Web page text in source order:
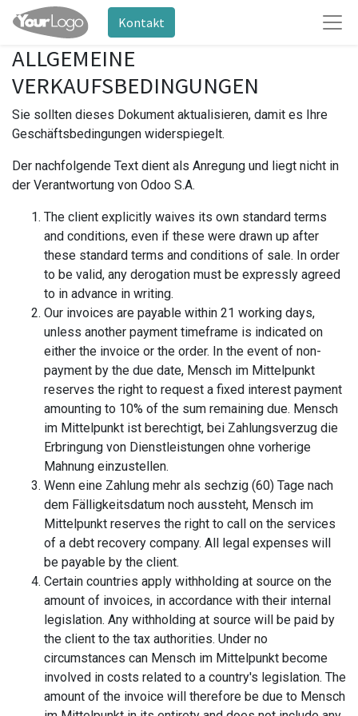
Kontakt
ALLGEMEINE
VERKAUFSBEDINGUNGEN
Sie sollten dieses Dokument aktualisieren, damit es Ihre
Geschäftsbedingungen widerspiegelt.
Der nachfolgende Text dient als Anregung und liegt nicht in
der Verantwortung von Odoo S.A.
The client explicitly waives its own standard terms
and conditions, even if these were drawn up after
these standard terms and conditions of sale. In order
to be valid, any derogation must be expressly agreed
to in advance in writing.
Our invoices are payable within 21 working days,
unless another payment timeframe is indicated on
either the invoice or the order. In the event of non-
payment by the due date, Mensch im Mittelpunkt
reserves the right to request a fixed interest payment
amounting to 10% of the sum remaining due. Mensch
im Mittelpunkt ist berechtigt, bei Zahlungsverzug die
Erbringung von Dienstleistungen ohne vorherige
Mahnung einzustellen.
Wenn eine Zahlung mehr als sechzig (60) Tage nach
dem Fälligkeitsdatum noch aussteht, Mensch im
Mittelpunkt reserves the right to call on the services
of a debt recovery company. All legal expenses will
be payable by the client.
Certain countries apply withholding at source on the
amount of invoices, in accordance with their internal
legislation. Any withholding at source will be paid by
the client to the tax authorities. Under no
circumstances can Mensch im Mittelpunkt become
involved in costs related to a country's legislation. The
amount of the invoice will therefore be due to Mensch